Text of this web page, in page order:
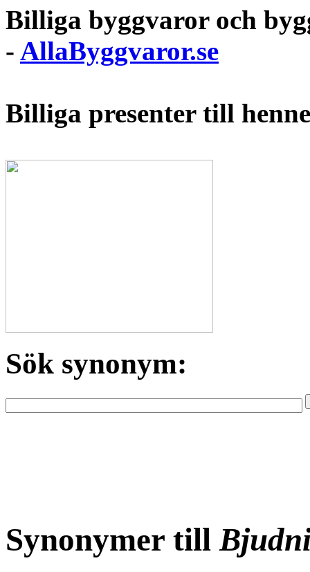
Billiga byggvaror och
- AllaByggvaror.se
Billiga presenter till
Sök synonym:
Synonymer till